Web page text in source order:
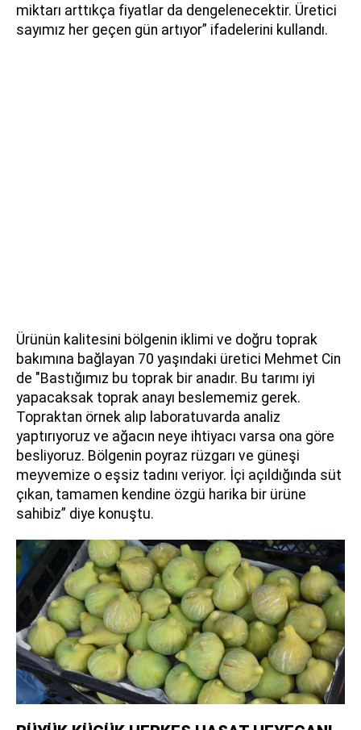
miktarı arttıkça fiyatlar da dengelenecektir. Üretici
sayımız her geçen gün artıyor” ifadelerini kullandı.
Ürünün kalitesini bölgenin iklimi ve doğru toprak
bakımına bağlayan 70 yaşındaki üretici Mehmet Cin
de "Bastığımız bu toprak bir anadır. Bu tarımı iyi
yapacaksak toprak anayı beslememiz gerek.
Topraktan örnek alıp laboratuvarda analiz
yaptırıyoruz ve ağacın neye ihtiyacı varsa ona göre
besliyoruz. Bölgenin poyraz rüzgarı ve güneşi
meyvemize o eşsiz tadını veriyor. İçi açıldığında süt
çıkan, tamamen kendine özgü harika bir ürüne
sahibiz” diye konuştu.